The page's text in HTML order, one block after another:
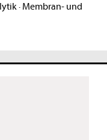
· Membran- und